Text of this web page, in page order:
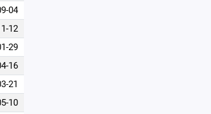
04
12
29
16
21
10